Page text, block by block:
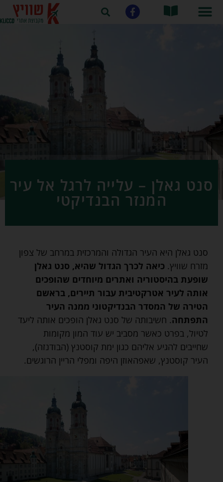
סנט גאלן – עלייה לרגל אל עיר
המנזר הבנדיקטי
סנט גאלן היא העיר הגדולה והמרכזית במרחב של צפון
מזרח שוויץ.כיאה לכרך הגדול שהיא, סנט גאלן
שופעת בהיסטוריה ואתרים מיוחדים שהופכים
אותה לעיר אטרקטיבית עבור תיירים, בראשם
הטירה של המסדר הבנדיקטוני ממנה העיר
התפתחה. חשיבותה של סנט גאלן הופכים אותה ליעד
לטיול, בפרט כאשר מסביב יש עוד המון מקומות
שחייבים להגיע אליהם כגון ימת קוסטנץ (הבודנזה),
העיר קוסטנץ, שאפהאוזן היפה ומפלי הריין הרוגשים.